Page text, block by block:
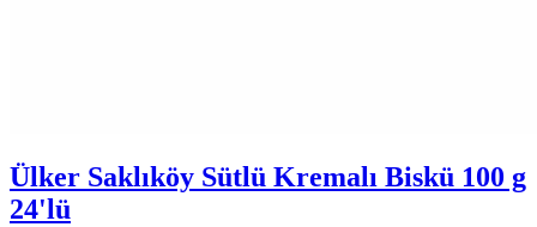
Ülker Saklıköy Sütlü Kremalı Biskü 100 g
24'lü